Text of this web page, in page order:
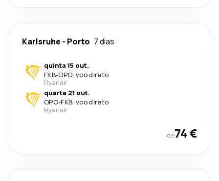
Karlsruhe - Porto 7 dias
quinta 15 out.
FKB-OPO· voo direto
Ryanair
quarta 21 out.
OPO-FKB· voo direto
Ryanair
de74 €